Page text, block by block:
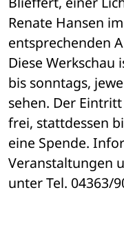
Renate Hansen
entsprechenden
Diese
bis sonntags,
sehen. Der
frei, stattdessen
eine Spende.
Veranstaltungen
unter Tel. 04363/